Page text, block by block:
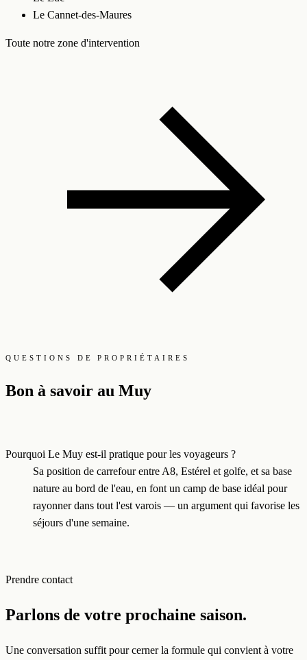
Le Cannet-des-Maures
Toute notre zone d'intervention
QUESTIONS DE PROPRIÉTAIRES
Bon à savoir au Muy
Pourquoi Le Muy est-il pratique pour les voyageurs ?
Sa position de carrefour entre A8, Estérel et golfe, et sa base
nature au bord de l'eau, en font un camp de base idéal pour
rayonner dans tout l'est varois — un argument qui favorise les
séjours d'une semaine.
Prendre contact
Parlons de votre prochaine saison.
Une conversation suffit pour cerner la formule qui convient à votre